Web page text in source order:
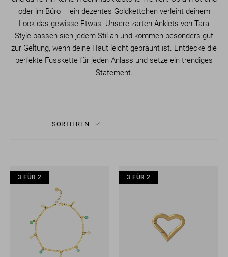
oder im Büro – ein dezentes Goldkettchen verleiht deinem
Look das gewisse Etwas. Unsere zarten Anklets von Tara
Style passen sich jedem Stil an und kommen besonders gut
zur Geltung, wenn deine Haut leicht gebräunt ist. Entdecke die
perfekte Fusskette für jeden Anlass und setze ein trendiges
Statement.
SORTIEREN
3 FÜR 2
3 FÜR 2 3 FÜR 2
3 FÜR 2
3 FÜR 2